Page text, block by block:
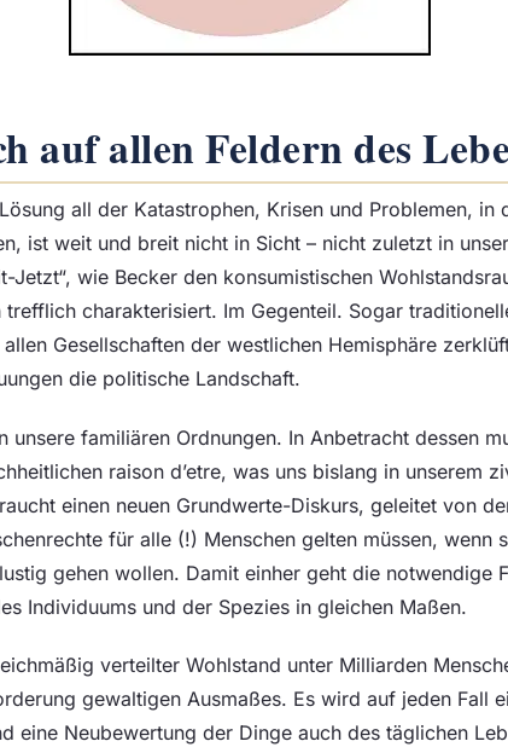
auf allen Feldern des
all der Katastrophen, Krisen und Problemen, in
ist weit und breit nicht in Sicht – nicht zuletzt in
Jetzt“, wie Becker den konsumistischen
charakterisiert. Im Gegenteil. Sogar
Gesellschaften der westlichen Hemisphäre
die politische Landschaft.
unsere familiären Ordnungen. In Anbetracht dessen
raison d’etre, was uns bislang in unserem
einen neuen Grundwerte-Diskurs, geleitet von
für alle (!) Menschen gelten müssen, wenn
gehen wollen. Damit einher geht die notwendige
Individuums und der Spezies in gleichen Maßen.
verteilter Wohlstand unter Milliarden
gewaltigen Ausmaßes. Es wird auf jeden Fall
eine Neubewertung der Dinge auch des täglichen